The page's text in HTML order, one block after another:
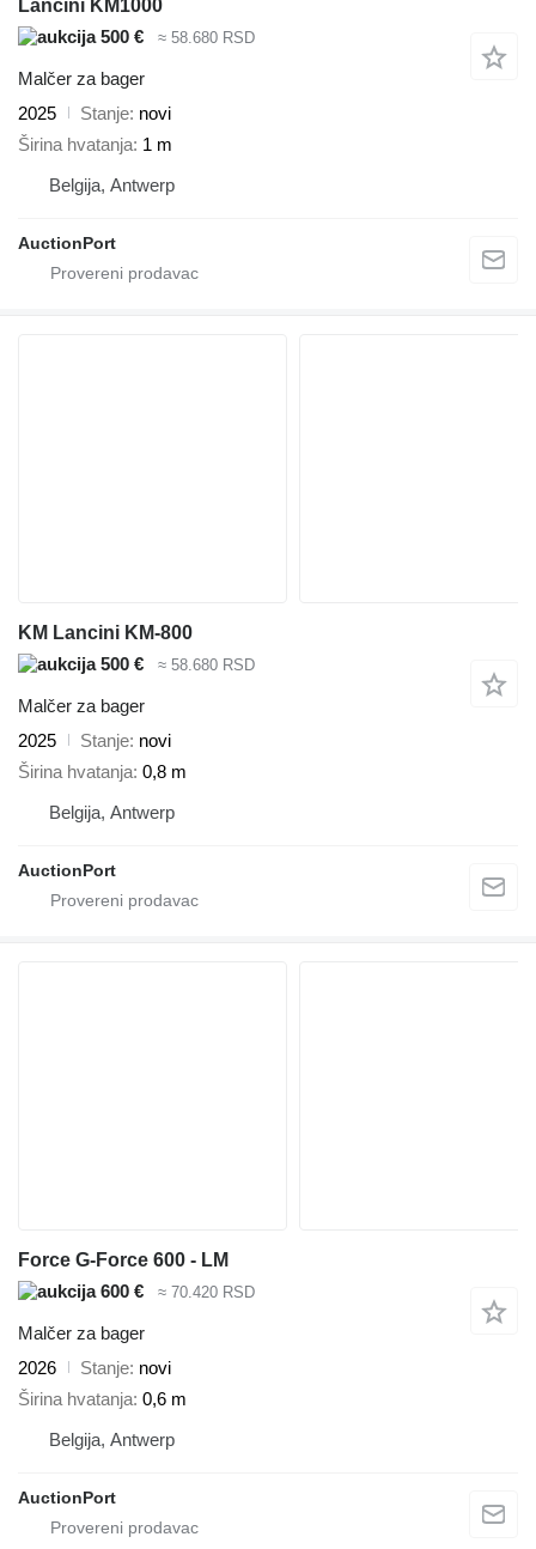
Lancini KM1000
500 €
≈ 58.680 RSD
Malčer za bager
2025
Stanje novi
Širina hvatanja 1 m
Belgija, Antwerp
AuctionPort
KM Lancini KM-800
500 €
≈ 58.680 RSD
Malčer za bager
2025
Stanje novi
Širina hvatanja 0,8 m
Belgija, Antwerp
AuctionPort
Force G-Force 600 - LM
600 €
≈ 70.420 RSD
Malčer za bager
2026
Stanje novi
Širina hvatanja 0,6 m
Belgija, Antwerp
AuctionPort